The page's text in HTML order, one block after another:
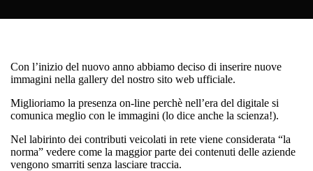
Con l’inizio del nuovo anno abbiamo deciso di inserire nuove
immagini nella gallery del nostro sito web ufficiale.
Miglioriamo la presenza on-line perchè nell’era del digitale si
comunica meglio con le immagini (lo dice anche la scienza!).
Nel labirinto dei contributi veicolati in rete viene considerata “la
norma” vedere come la maggior parte dei contenuti delle aziende
vengono smarriti senza lasciare traccia.